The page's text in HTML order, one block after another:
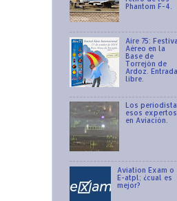
Phantom F-4.
Aire 75:
Aéreo en la
Base de
Torrejón de
Ardoz. Entrada
libre.
Los
esos expertos
en Aviación.
Aviation Exam o
E-atpl; ¿cual es
mejor?